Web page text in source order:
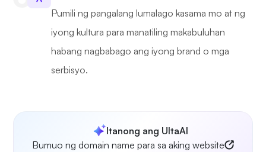
Pumili ng pangalang lumalago kasama mo at ng
iyong kultura para manatiling makabuluhan
habang nagbabago ang iyong brand o mga
serbisyo.
Itanong ang UltaAI
Bumuo ng domain name para sa aking website